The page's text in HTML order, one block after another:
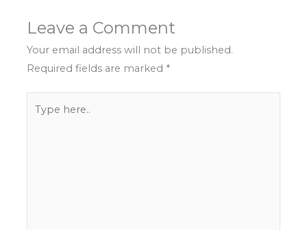
Leave a Comment
Your email address will not be published.
Required fields are marked *